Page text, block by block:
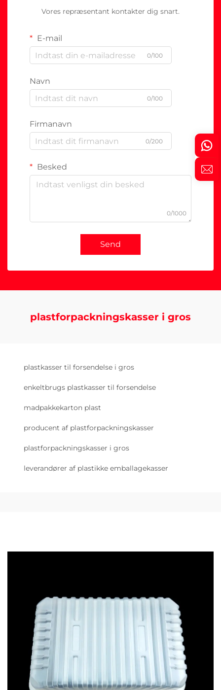
Vores repræsentant kontakter dig snart.
E-mail
0/100
Navn
0/100
Firmanavn
0/200
Besked
0/1000
Send
plastforpackningskasser i gros
plastkasser til forsendelse i gros
enkeltbrugs plastkasser til forsendelse
madpakkekarton plast
producent af plastforpackningskasser
plastforpackningskasser i gros
leverandører af plastikke emballagekasser